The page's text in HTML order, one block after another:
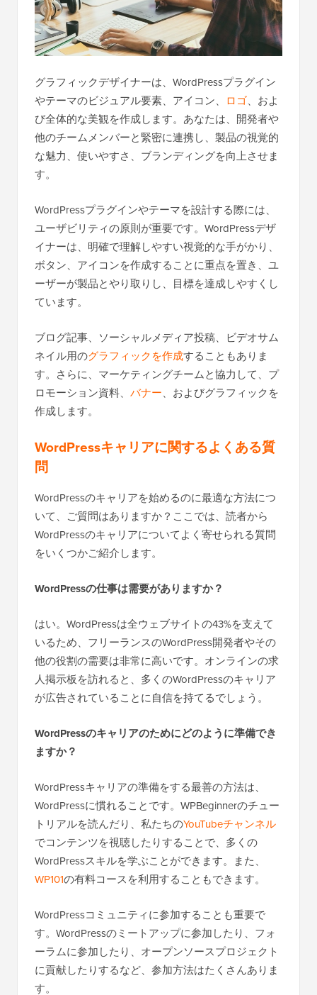
グラフィックデザイナーは、WordPressプラグイン
やテーマのビジュアル要素、アイコン、 ロゴ、およ
び全体的な美観を作成します。あなたは、開発者や
他のチームメンバーと緊密に連携し、製品の視覚的
な魅力、使いやすさ、ブランディングを向上させま
す。
WordPressプラグインやテーマを設計する際には、
ユーザビリティの原則が重要です。WordPressデザ
イナーは、明確で理解しやすい視覚的な手がかり、
ボタン、アイコンを作成することに重点を置き、ユ
ーザーが製品とやり取りし、目標を達成しやすくし
ています。
ブログ記事、ソーシャルメディア投稿、ビデオサム
ネイル用のグラフィックを作成することもありま
す。さらに、マーケティングチームと協力して、プ
ロモーション資料、 バナー、およびグラフィックを
作成します。
WordPressキャリアに関するよくある質
問
WordPressのキャリアを始めるのに最適な方法につ
いて、ご質問はありますか？ここでは、読者から
WordPressのキャリアについてよく寄せられる質問
をいくつかご紹介します。
WordPressの仕事は需要がありますか？
はい。WordPressは全ウェブサイトの43%を支えて
いるため、フリーランスのWordPress開発者やその
他の役割の需要は非常に高いです。オンラインの求
人掲示板を訪れると、多くのWordPressのキャリア
が広告されていることに自信を持てるでしょう。
WordPressのキャリアのためにどのように準備でき
ますか？
WordPressキャリアの準備をする最善の方法は、
WordPressに慣れることです。WPBeginnerのチュー
トリアルを読んだり、私たちのYouTubeチャンネル
でコンテンツを視聴したりすることで、多くの
WordPressスキルを学ぶことができます。また、
WP101の有料コースを利用することもできます。
WordPressコミュニティに参加することも重要で
す。WordPressのミートアップに参加したり、フォ
ーラムに参加したり、オープンソースプロジェクト
に貢献したりするなど、参加方法はたくさんありま
す。